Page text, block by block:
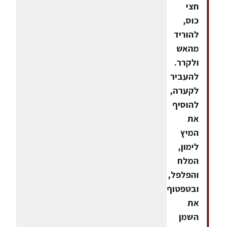
חצי
כוס,
להוריד
מהאש
ולקרר.
להעביר
לקערה,
להוסיף
את
המיץ
לימון,
המלח
והפלפל,
ובטפטוף
את
השמן